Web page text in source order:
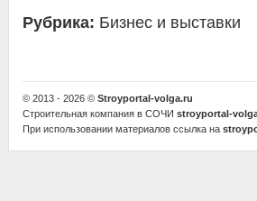
Рубрика: Бизнес и выставки
© 2013 - 2026 © Stroyportal-volga.ru
Строительная компания в СОЧИ stroyportal-
При использовании материалов ссылка на